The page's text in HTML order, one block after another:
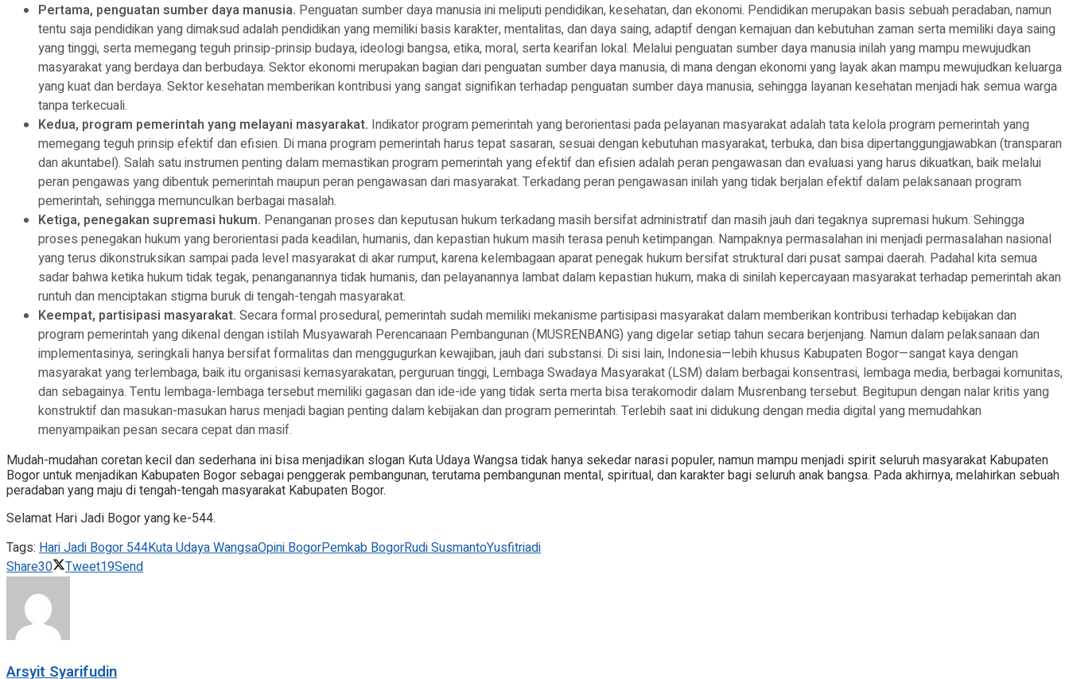
Pertama, penguatan sumber daya manusia. Penguatan sumber daya manusia ini meliputi pendidikan, kesehatan, dan ekonomi. Pendidikan merupakan basis sebuah peradaban, namun
tentu saja pendidikan yang dimaksud adalah pendidikan yang memiliki basis karakter, mentalitas, dan daya saing, adaptif dengan kemajuan dan kebutuhan zaman serta memiliki daya saing
yang tinggi, serta memegang teguh prinsip-prinsip budaya, ideologi bangsa, etika, moral, serta kearifan lokal. Melalui penguatan sumber daya manusia inilah yang mampu mewujudkan
masyarakat yang berdaya dan berbudaya. Sektor ekonomi merupakan bagian dari penguatan sumber daya manusia, di mana dengan ekonomi yang layak akan mampu mewujudkan keluarga
yang kuat dan berdaya. Sektor kesehatan memberikan kontribusi yang sangat signifikan terhadap penguatan sumber daya manusia, sehingga layanan kesehatan menjadi hak semua warga
tanpa terkecuali.
Kedua, program pemerintah yang melayani masyarakat. Indikator program pemerintah yang berorientasi pada pelayanan masyarakat adalah tata kelola program pemerintah yang
memegang teguh prinsip efektif dan efisien. Di mana program pemerintah harus tepat sasaran, sesuai dengan kebutuhan masyarakat, terbuka, dan bisa dipertanggungjawabkan (transparan
dan akuntabel). Salah satu instrumen penting dalam memastikan program pemerintah yang efektif dan efisien adalah peran pengawasan dan evaluasi yang harus dikuatkan, baik melalui
peran pengawas yang dibentuk pemerintah maupun peran pengawasan dari masyarakat. Terkadang peran pengawasan inilah yang tidak berjalan efektif dalam pelaksanaan program
pemerintah, sehingga memunculkan berbagai masalah.
Ketiga, penegakan supremasi hukum. Penanganan proses dan keputusan hukum terkadang masih bersifat administratif dan masih jauh dari tegaknya supremasi hukum. Sehingga
proses penegakan hukum yang berorientasi pada keadilan, humanis, dan kepastian hukum masih terasa penuh ketimpangan. Nampaknya permasalahan ini menjadi permasalahan nasional
yang terus dikonstruksikan sampai pada level masyarakat di akar rumput, karena kelembagaan aparat penegak hukum bersifat struktural dari pusat sampai daerah. Padahal kita semua
sadar bahwa ketika hukum tidak tegak, penanganannya tidak humanis, dan pelayanannya lambat dalam kepastian hukum, maka di sinilah kepercayaan masyarakat terhadap pemerintah akan
runtuh dan menciptakan stigma buruk di tengah-tengah masyarakat.
Keempat, partisipasi masyarakat. Secara formal prosedural, pemerintah sudah memiliki mekanisme partisipasi masyarakat dalam memberikan kontribusi terhadap kebijakan dan
program pemerintah yang dikenal dengan istilah Musyawarah Perencanaan Pembangunan (MUSRENBANG) yang digelar setiap tahun secara berjenjang. Namun dalam pelaksanaan dan
implementasinya, seringkali hanya bersifat formalitas dan menggugurkan kewajiban, jauh dari substansi. Di sisi lain, Indonesia—lebih khusus Kabupaten Bogor—sangat kaya dengan
masyarakat yang terlembaga, baik itu organisasi kemasyarakatan, perguruan tinggi, Lembaga Swadaya Masyarakat (LSM) dalam berbagai konsentrasi, lembaga media, berbagai komunitas,
dan sebagainya. Tentu lembaga-lembaga tersebut memiliki gagasan dan ide-ide yang tidak serta merta bisa terakomodir dalam Musrenbang tersebut. Begitupun dengan nalar kritis yang
konstruktif dan masukan-masukan harus menjadi bagian penting dalam kebijakan dan program pemerintah. Terlebih saat ini didukung dengan media digital yang memudahkan
menyampaikan pesan secara cepat dan masif.
Mudah-mudahan coretan kecil dan sederhana ini bisa menjadikan slogan Kuta Udaya Wangsa tidak hanya sekedar narasi populer, namun mampu menjadi spirit seluruh masyarakat Kabupaten
Bogor untuk menjadikan Kabupaten Bogor sebagai penggerak pembangunan, terutama pembangunan mental, spiritual, dan karakter bagi seluruh anak bangsa. Pada akhirnya, melahirkan sebuah
peradaban yang maju di tengah-tengah masyarakat Kabupaten Bogor.
Selamat Hari Jadi Bogor yang ke-544.
Tags: Hari Jadi Bogor 544Kuta Udaya WangsaOpini BogorPemkab BogorRudi SusmantoYusfitriadi
Share30 Tweet19Send
Arsyit Syarifudin